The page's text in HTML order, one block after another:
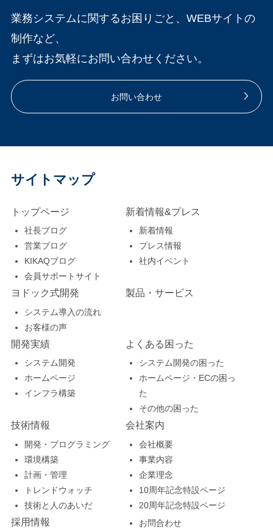
業務システムに関するお困りごと、WEBサイトの
制作など、
まずはお気軽にお問い合わせください。
お問い合わせ
サイトマップ
トップページ
社長ブログ
営業ブログ
KIKAQブログ
会員サポートサイト
新着情報&プレス
新着情報
プレス情報
社内イベント
ヨドック式開発
システム導入の流れ
お客様の声
製品・サービス
開発実績
システム開発
ホームページ
インフラ構築
よくある困った
システム開発の困った
ホームページ・ECの困っ
た
その他の困った
技術情報
開発・プログラミング
環境構築
計画・管理
トレンドウォッチ
技術と人のあいだ
会社案内
会社概要
事業内容
企業理念
10周年記念特設ページ
20周年記念特設ページ
採用情報
お問合わせ